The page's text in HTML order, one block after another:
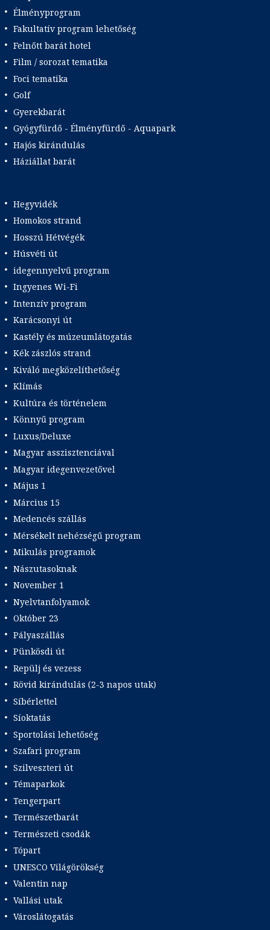
Élményprogram
Fakultatív program lehetőség
Felnőtt barát hotel
Film / sorozat tematika
Foci tematika
Golf
Gyerekbarát
Gyógyfürdő - Élményfürdő - Aquapark
Hajós kirándulás
Háziállat barát
Hegyvidék
Homokos strand
Hosszú Hétvégék
Húsvéti út
idegennyelvű program
Ingyenes Wi-Fi
Intenzív program
Karácsonyi út
Kastély és múzeumlátogatás
Kék zászlós strand
Kiváló megközelíthetőség
Klímás
Kultúra és történelem
Könnyű program
Luxus/Deluxe
Magyar asszisztenciával
Magyar idegenvezetővel
Május 1
Március 15
Medencés szállás
Mérsékelt nehézségű program
Mikulás programok
Nászutasoknak
November 1
Nyelvtanfolyamok
Október 23
Pályaszállás
Pünkösdi út
Repülj és vezess
Rövid kirándulás (2-3 napos utak)
Síbérlettel
Síoktatás
Sportolási lehetőség
Szafari program
Szilveszteri út
Témaparkok
Tengerpart
Természetbarát
Természeti csodák
Tópart
UNESCO Világörökség
Valentin nap
Vallási utak
Városlátogatás